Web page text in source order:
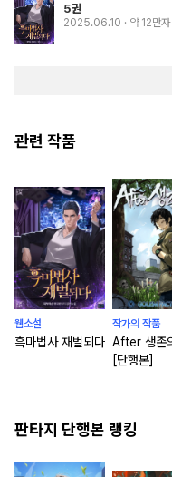
5권
2025.06.10 · 약 12만자
관련 작품
웹소설
흑마법사 재벌되다
작가의 작품
After 생존
[단행본]
판타지 단행본 랭킹